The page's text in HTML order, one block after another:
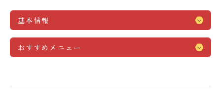
基本情報
おすすめメニュー